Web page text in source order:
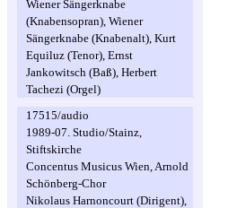
Wiener Sängerknabe
(Knabensopran), Wiener
Sängerknabe (Knabenalt), Kurt
Equiluz (Tenor), Ernst
Jankowitsch (Baß), Herbert
Tachezi (Orgel)
17515/audio
1989-07. Studio/Stainz,
Stiftskirche
Concentus Musicus Wien, Arnold
Schönberg-Chor
Nikolaus Harnoncourt (Dirigent),